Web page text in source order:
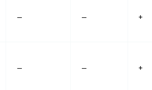
— — +
— — +